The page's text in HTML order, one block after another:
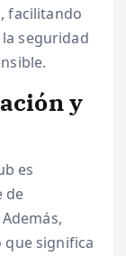
facilitando
seguridad
y
es
de
que significa